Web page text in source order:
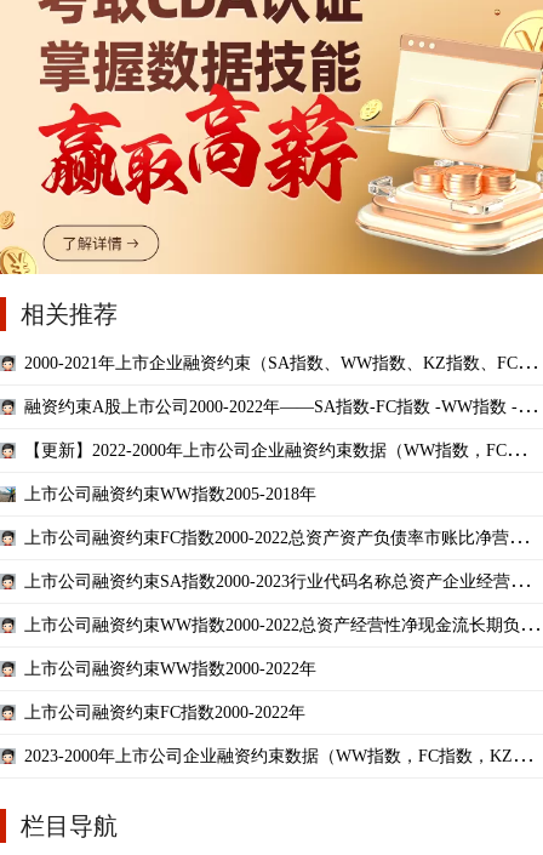
相关推荐
2000-2021年上市企业融资约束（SA指数、WW指数、KZ指数、FC指
融资约束A股上市公司2000-2022年——SA指数-FC指数 -WW指数 -KZ
【更新】2022-2000年上市公司企业融资约束数据（WW指数，FC指
上市公司融资约束WW指数2005-2018年
上市公司融资约束FC指数2000-2022总资产资产负债率市账比净营运资
上市公司融资约束SA指数2000-2023行业代码名称总资产企业经营年
上市公司融资约束WW指数2000-2022总资产经营性净现金流长期负债
上市公司融资约束WW指数2000-2022年
上市公司融资约束FC指数2000-2022年
2023-2000年上市公司企业融资约束数据（WW指数，FC指数，KZ指
栏目导航